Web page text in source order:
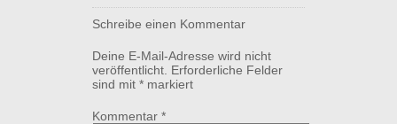
Schreibe einen Kommentar
Deine E-Mail-Adresse wird nicht
veröffentlicht. Erforderliche Felder
sind mit * markiert
Kommentar *